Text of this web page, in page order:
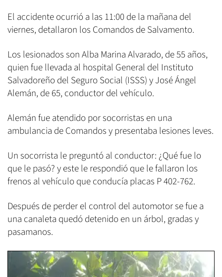
El accidente ocurrió a las 11:00 de la mañana del
viernes, detallaron los Comandos de Salvamento.
Los lesionados son Alba Marina Alvarado, de 55 años,
quien fue llevada al hospital General del Instituto
Salvadoreño del Seguro Social (ISSS) y José Ángel
Alemán, de 65, conductor del vehículo.
Alemán fue atendido por socorristas en una
ambulancia de Comandos y presentaba lesiones leves.
Un socorrista le preguntó al conductor: ¿Qué fue lo
que le pasó? y este le respondió que le fallaron los
frenos al vehículo que conducía placas P 402-762.
Después de perder el control del automotor se fue a
una canaleta quedó detenido en un árbol, gradas y
pasamanos.